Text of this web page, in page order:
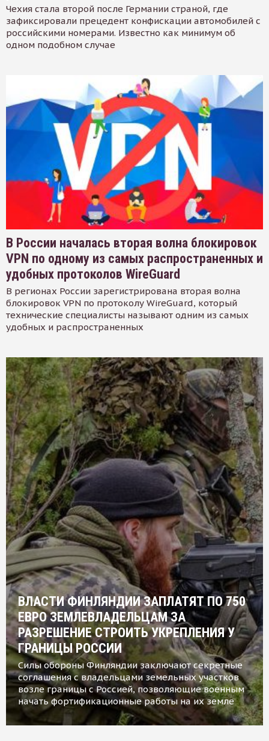
Чехия стала второй после Германии страной, где
зафиксировали прецедент конфискации автомобилей с
российскими номерами. Известно как минимум об
одном подобном случае
В России началась вторая волна блокировок
VPN по одному из самых распространенных и
удобных протоколов WireGuard
В регионах России зарегистрирована вторая волна
блокировок VPN по протоколу WireGuard, который
технические специалисты называют одним из самых
удобных и распространенных
ВЛАСТИ ФИНЛЯНДИИ ЗАПЛАТЯТ ПО 750
ЕВРО ЗЕМЛЕВЛАДЕЛЬЦАМ ЗА
РАЗРЕШЕНИЕ СТРОИТЬ УКРЕПЛЕНИЯ У
ГРАНИЦЫ РОССИИ
Силы обороны Финляндии заключают секретные
соглашения с владельцами земельных участков
возле границы с Россией, позволяющие военным
начать фортификационные работы на их земле